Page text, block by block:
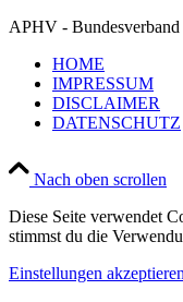
APHV - Bundesverband
HOME
IMPRESSUM
DISCLAIMER
DATENSCHUTZ
Nach oben scrollen
Diese Seite verwendet
stimmst du die
Einstellungen akzeptieren